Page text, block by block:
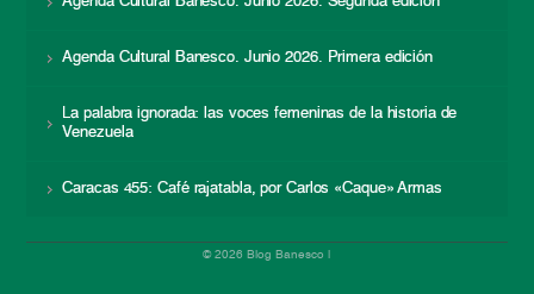
Agenda Cultural Banesco. Junio 2026. Primera edición
La palabra ignorada: las voces femeninas de la historia de
Venezuela
Caracas 455: Café rajatabla, por Carlos «Caque» Armas
© 2026 Blog Banesco |